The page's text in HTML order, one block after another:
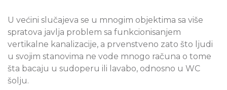
U većini slučajeva se u mnogim objektima sa više
spratova javlja problem sa funkcionisanjem
vertikalne kanalizacije, a prvenstveno zato što ljudi
u svojim stanovima ne vode mnogo računa o tome
šta bacaju u sudoperu ili lavabo, odnosno u WC
šolju.